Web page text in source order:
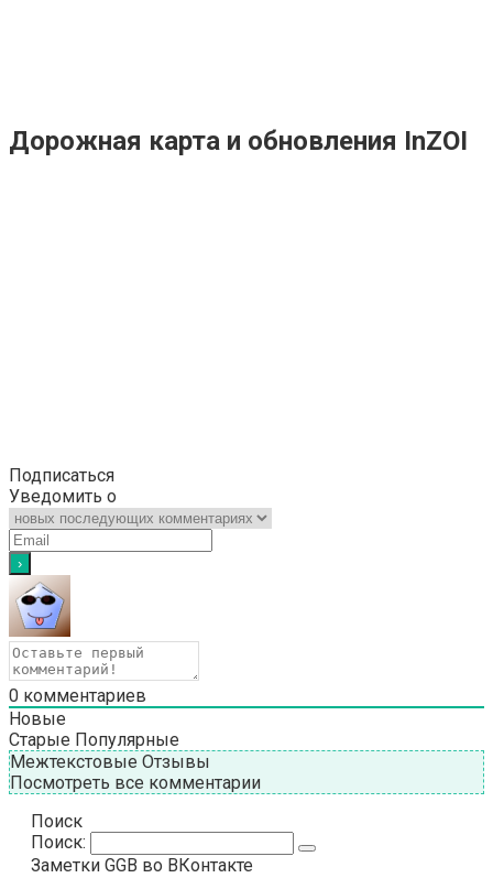
Дорожная карта и обновления InZOI
Подписаться
Уведомить о
0 комментариев
Новые
Старые Популярные
Межтекстовые Отзывы
Посмотреть все комментарии
Поиск
Поиск:
Заметки GGB во ВКонтакте